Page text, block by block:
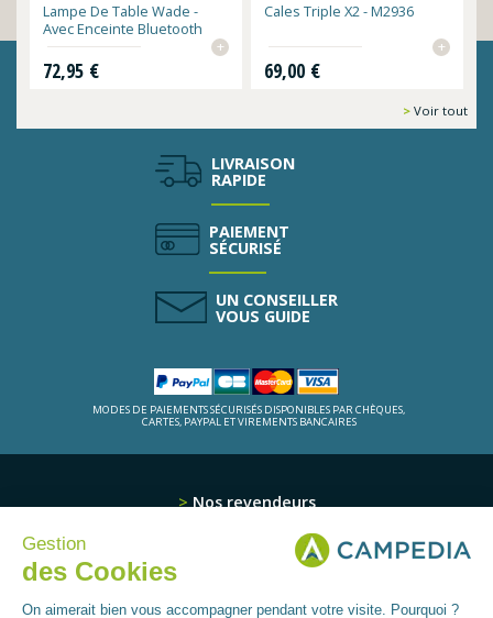
Lampe De Table Wade -
Avec Enceinte Bluetooth
+
Prix
72,95 €
Cales Triple X2 - M2936
+
Prix
69,00 €
Voir tout
LIVRAISON
RAPIDE
PAIEMENT
SÉCURISÉ
UN CONSEILLER
VOUS GUIDE
MODES DE PAIEMENTS SÉCURISÉS DISPONIBLES PAR CHÈQUES,
CARTES, PAYPAL ET VIREMENTS BANCAIRES
Nos revendeurs
Plan du site
Qui sommes-nous ?
Nos produits
Gestion
des Cookies
On aimerait bien vous accompagner pendant votre visite. Pourquoi ?